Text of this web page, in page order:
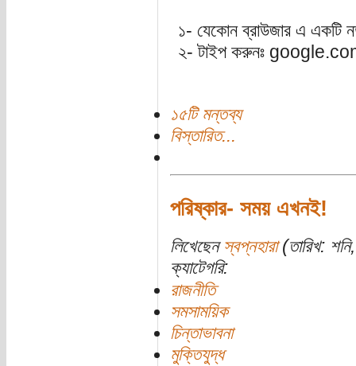
১- যেকোন ব্রাউজার এ একটি
২- টাইপ করুনঃ
১৫টি মন্তব্য
বিস্তারিত...
পরিষ্কার- সময় এখনই!
লিখেছেন স্বপ্নহারা(তারিখ:
ক্যাটেগরি:
রাজনীতি
সমসাময়িক
চিন্তাভাবনা
মুক্তিযুদ্ধ